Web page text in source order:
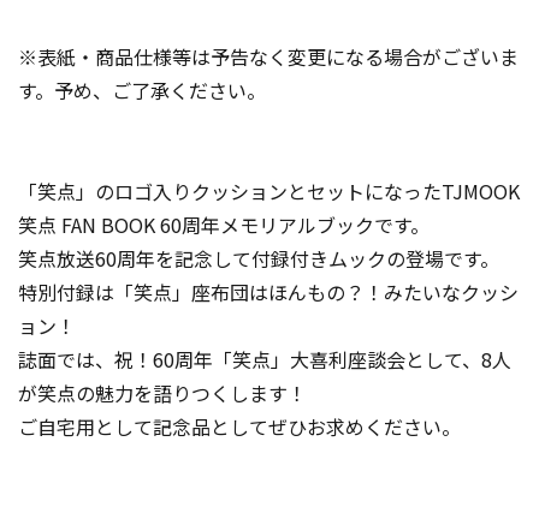
※表紙・商品仕様等は予告なく変更になる場合がございま
す。予め、ご了承ください。
「笑点」のロゴ入りクッションとセットになったTJMOOK
笑点 FAN BOOK 60周年メモリアルブックです。
笑点放送60周年を記念して付録付きムックの登場です。
特別付録は「笑点」座布団はほんもの？！みたいなクッシ
ョン！
誌面では、祝！60周年「笑点」大喜利座談会として、8人
が笑点の魅力を語りつくします！
ご自宅用として記念品としてぜひお求めください。